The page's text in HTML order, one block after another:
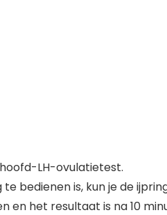
LH-ovulatietest.
bedienen is, kun je de
het resultaat is na 10